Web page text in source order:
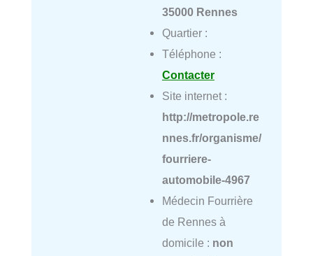
35000 Rennes
Quartier :
Téléphone :
Contacter
Site internet :
http://metropole.re
nnes.fr/organisme/
fourriere-
automobile-4967
Médecin Fourrière
de Rennes à
domicile : non